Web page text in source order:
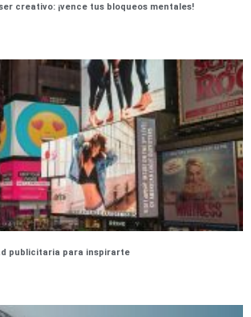
creativo: ¡vence tus bloqueos mentales!
publicitaria para inspirarte